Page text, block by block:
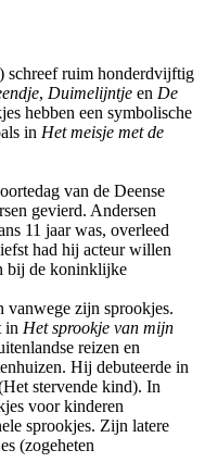
schreef ruim honderdvijftig
, Duimelijntje en De
hebben een symbolische
in Het meisje met de
van de Deense
gevierd. Andersen
11 jaar was, overleed
had hij acteur willen
bij de koninklijke
vanwege zijn sprookjes.
in Het sprookje van mijn
reizen en
Hij debuteerde in
stervende kind). In
voor kinderen
sprookjes. Zijn latere
(zogeheten